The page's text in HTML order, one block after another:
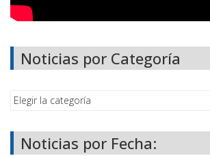
Noticias por Categoría
Noticias por Fecha: